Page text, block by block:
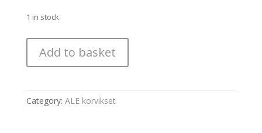
1 in stock
quantity
Add to basket
Category: ALE korvikset